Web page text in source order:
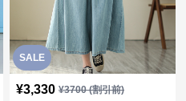
SALE
¥3,330 ¥3700(割引前)